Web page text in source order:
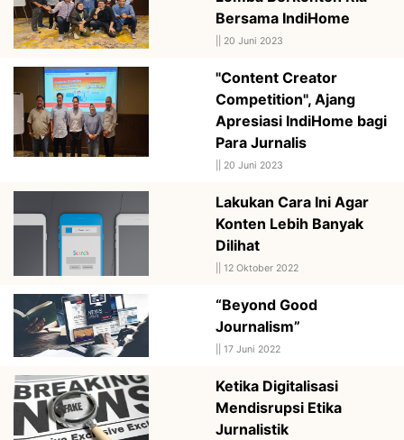
Bersama IndiHome
20 Juni 2023
"Content Creator
Competition", Ajang
Apresiasi IndiHome bagi
Para Jurnalis
20 Juni 2023
Lakukan Cara Ini Agar
Konten Lebih Banyak
Dilihat
12 Oktober 2022
“Beyond Good
Journalism”
17 Juni 2022
Ketika Digitalisasi
Mendisrupsi Etika
Jurnalistik